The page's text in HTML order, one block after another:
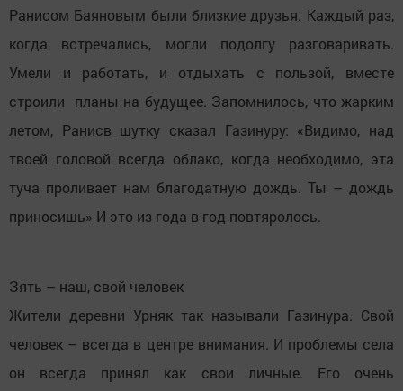
Ранисом Баяновым были близкие друзья. Каждый раз,
когда встречались, могли подолгу разговаривать.
Умели и работать, и отдыхать с пользой, вместе
строили планы на будущее. Запомнилось, что жарким
летом, Ранисв шутку сказал Газинуру: «Видимо, над
твоей головой всегда облако, когда необходимо, эта
туча проливает нам благодатную дождь. Ты – дождь
приносишь» И это из года в год повтяролось.
Зять – наш, свой человек
Жители деревни Урняк так называли Газинура. Свой
человек – всегда в центре внимания. И проблемы села
он всегда принял как свои личные. Его очень